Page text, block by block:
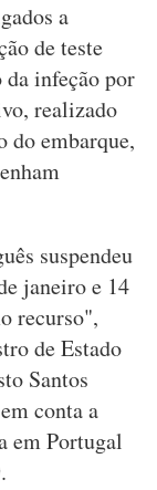
a
de teste
infeção por
realizado
do embarque,
suspendeu
janeiro e 14
recurso",
de Estado
Santos
conta a
em Portugal